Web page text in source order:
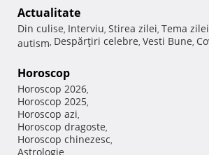
Actualitate
Din culise, Interviu, Stirea zilei, Tema zilei
autism, Despărţiri celebre, Vesti Bune,
Horoscop
Horoscop 2026,
Horoscop 2025,
Horoscop azi,
Horoscop dragoste,
Horoscop chinezesc,
Astrologie